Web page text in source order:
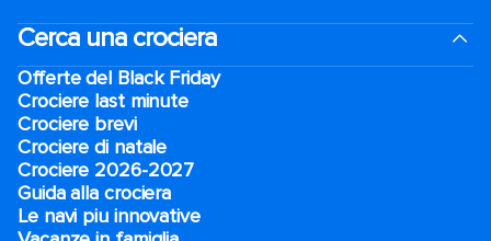
Cerca una crociera
Offerte del Black Friday
Crociere last minute
Crociere brevi​
Crociere di natale​
Crociere 2026-2027
Guida alla crociera
Le navi piu innovative